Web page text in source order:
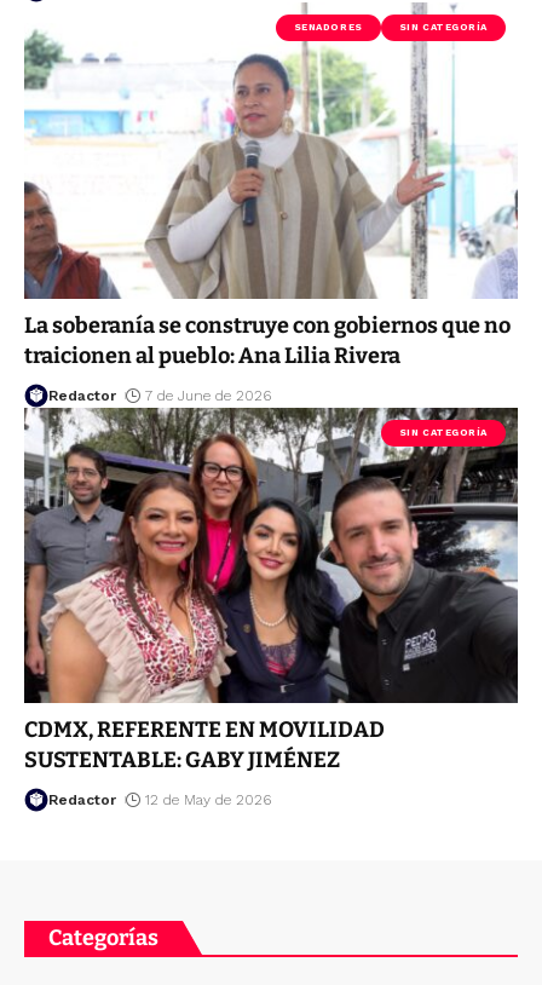
SENADORES SIN CATEGORÍA
La soberanía se construye con gobiernos que no
traicionen al pueblo: Ana Lilia Rivera
Redactor 7 de June de 2026
SIN CATEGORÍA
CDMX, REFERENTE EN MOVILIDAD
SUSTENTABLE: GABY JIMÉNEZ
Redactor 12 de May de 2026
Categorías